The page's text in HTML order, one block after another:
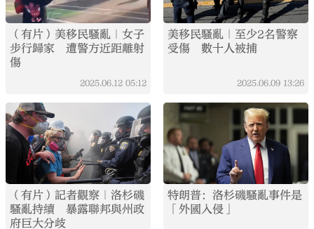
（有片）美移民騷亂｜女子
步行歸家 遭警方近距離射
傷
2025.06.12 05:12
美移民騷亂｜至少2名警察
受傷 數十人被捕
2025.06.09 13:26
（有片）記者觀察｜洛杉磯
騷亂持續 暴露聯邦與州政
府巨大分歧
特朗普：洛杉磯騷亂事件是
「外國入侵」